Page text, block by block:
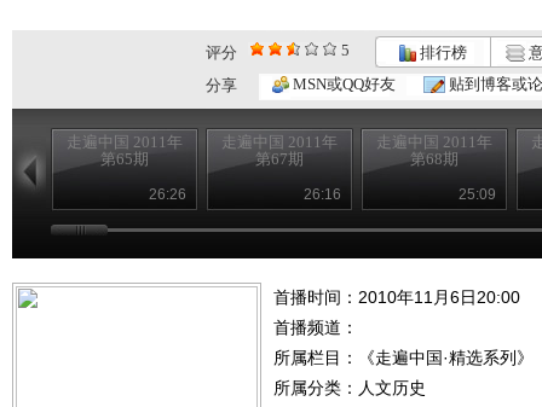
评分 5 排行榜
分享
MSN或QQ好友 贴到博客或
走遍中国 2011年
第65期
26:26
走遍中国 2011年
第67期
26:16
走遍中国 2011年
第68期
25:09
首播时间：2010年11月6日20:00
首播频道：
所属栏目：
《走遍中国·精选系列》
所属分类：人文历史